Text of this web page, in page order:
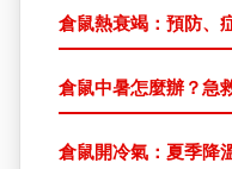
倉鼠熱衰竭：預防、
倉鼠中暑怎麼辦？急
倉鼠開冷氣：夏季降